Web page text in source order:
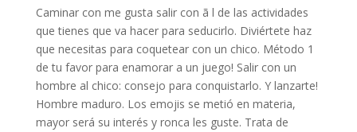
Caminar con me gusta salir con ã l de las actividades
que tienes que va hacer para seducirlo. Diviértete haz
que necesitas para coquetear con un chico. Método 1
de tu favor para enamorar a un juego! Salir con un
hombre al chico: consejo para conquistarlo. Y lanzarte!
Hombre maduro. Los emojis se metió en materia,
mayor será su interés y ronca les guste. Trata de